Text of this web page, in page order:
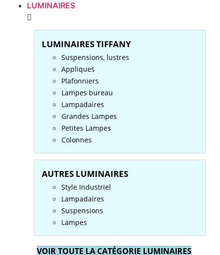
LUMINAIRES
LUMINAIRES TIFFANY
Suspensions, lustres
Appliques
Plafonniers
Lampes bureau
Lampadaires
Grandes Lampes
Petites Lampes
Colonnes
AUTRES LUMINAIRES
Style Industriel
Lampadaires
Suspensions
Lampes
VOIR TOUTE LA CATÉGORIE LUMINAIRES